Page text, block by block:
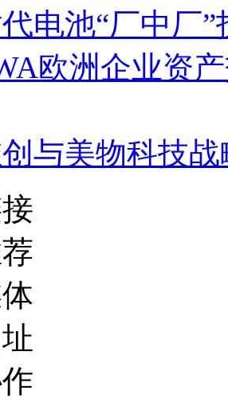
电池“厂中厂
欧洲企业资
与美物科技